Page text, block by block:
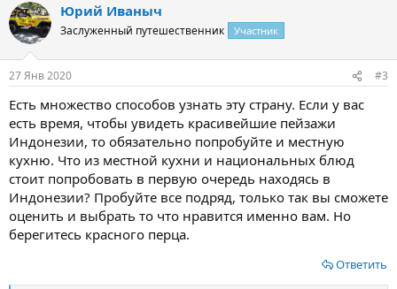
к
ц
и
Юрий Иваныч
Заслуженный путешественник Участник
27 Янв 2020 #3
Есть множество способов узнать эту страну. Если у вас
есть время, чтобы увидеть красивейшие пейзажи
Индонезии, то обязательно попробуйте и местную
кухню. Что из местной кухни и национальных блюд
стоит попробовать в первую очередь находясь в
Индонезии? Пробуйте все подряд, только так вы сможете
оценить и выбрать то что нравится именно вам. Но
берегитесь красного перца.
Ответить